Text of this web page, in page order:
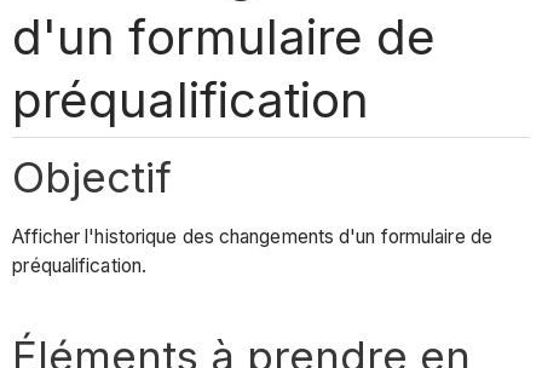
d'un formulaire de
préqualification
Objectif
Afficher l'historique des changements d'un formulaire de
préqualification.
Éléments à prendre en